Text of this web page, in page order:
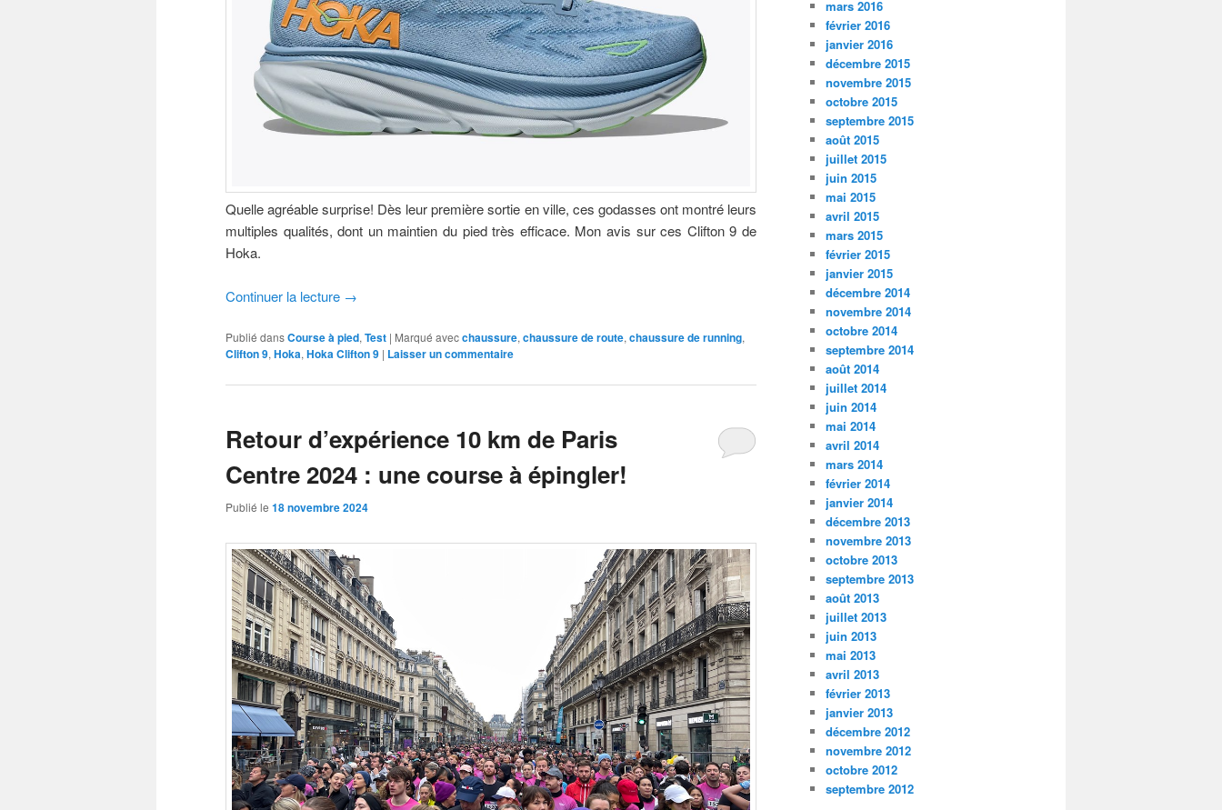
Quelle agréable surprise! Dès leur première sortie en ville, ces godasses ont montré leurs
multiples qualités, dont un maintien du pied très efficace. Mon avis sur ces Clifton 9 de
Hoka.
Continuer la lecture →
Publié dansCourse à pied, Test | Marqué avecchaussure, chaussure de route, chaussure de running,
Clifton 9, Hoka, Hoka Clifton 9 | Laisser un commentaire
Retour d’expérience 10 km de Paris
Centre 2024 : une course à épingler!
Publié le 18 novembre 2024
mars 2016
février 2016
janvier 2016
décembre 2015
novembre 2015
octobre 2015
septembre 2015
août 2015
juillet 2015
juin 2015
mai 2015
avril 2015
mars 2015
février 2015
janvier 2015
décembre 2014
novembre 2014
octobre 2014
septembre 2014
août 2014
juillet 2014
juin 2014
mai 2014
avril 2014
mars 2014
février 2014
janvier 2014
décembre 2013
novembre 2013
octobre 2013
septembre 2013
août 2013
juillet 2013
juin 2013
mai 2013
avril 2013
février 2013
janvier 2013
décembre 2012
novembre 2012
octobre 2012
septembre 2012